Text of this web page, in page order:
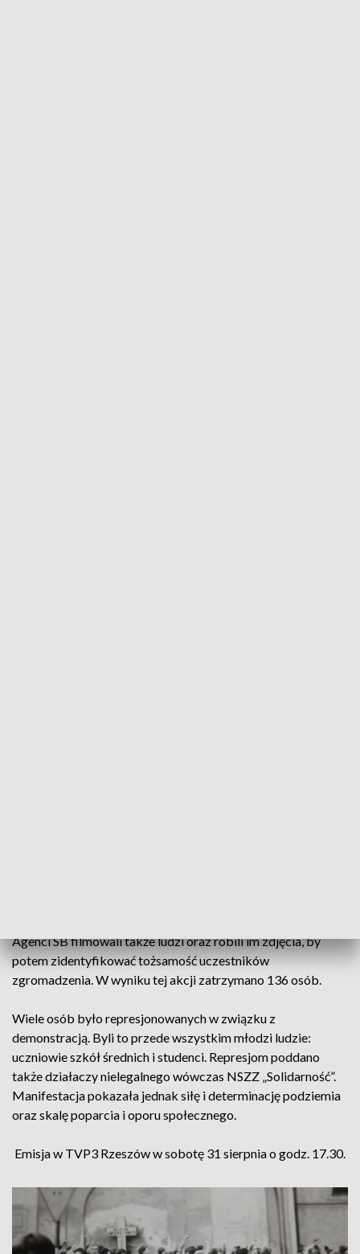
Agenci SB filmowali także ludzi oraz robili im zdjęcia, by
potem zidentyfikować tożsamość uczestników
zgromadzenia. W wyniku tej akcji zatrzymano 136 osób.
Wiele osób było represjonowanych w związku z
demonstracją. Byli to przede wszystkim młodzi ludzie:
uczniowie szkół średnich i studenci. Represjom poddano
także działaczy nielegalnego wówczas NSZZ „Solidarność”.
Manifestacja pokazała jednak siłę i determinację podziemia
oraz skalę poparcia i oporu społecznego.
Emisja w TVP3 Rzeszów w sobotę 31 sierpnia o godz. 17.30.